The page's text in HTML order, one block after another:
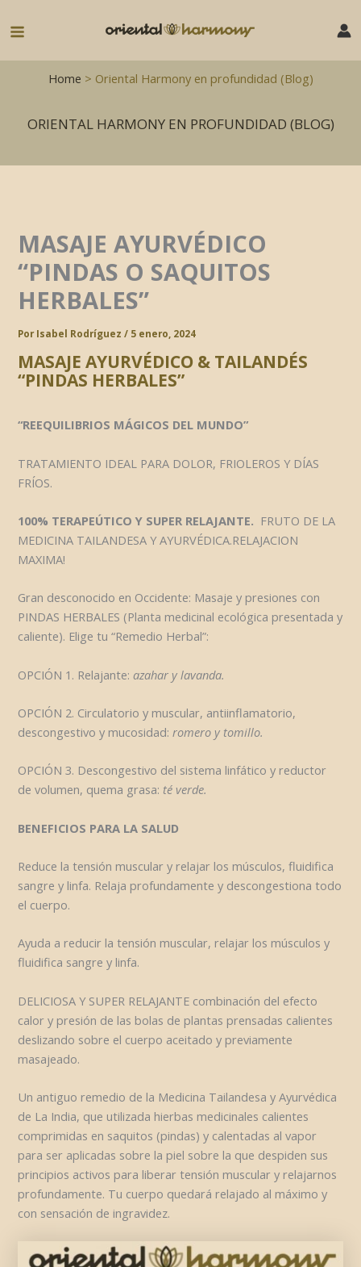
Main
MenuHome > Oriental Harmony en profundidad (Blog)
ORIENTAL HARMONY EN PROFUNDIDAD (BLOG)
MASAJE AYURVÉDICO
“PINDAS O SAQUITOS
HERBALES”
PorIsabel Rodríguez/ 5 enero, 2024
MASAJE AYURVÉDICO & TAILANDÉS
“PINDAS HERBALES”
“REEQUILIBRIOS MÁGICOS DEL MUNDO”
TRATAMIENTO IDEAL PARA DOLOR, FRIOLEROS Y DÍAS
FRÍOS.
100% TERAPEÚTICO Y SUPER RELAJANTE. FRUTO DE LA
MEDICINA TAILANDESA Y AYURVÉDICA.RELAJACION
MAXIMA!
Gran desconocido en Occidente: Masaje y presiones con
PINDAS HERBALES (Planta medicinal ecológica presentada y
caliente). Elige tu “Remedio Herbal”:
OPCIÓN 1. Relajante: azahar y lavanda.
OPCIÓN 2. Circulatorio y muscular, antiinflamatorio,
descongestivo y mucosidad: romero y tomillo.
OPCIÓN 3. Descongestivo del sistema linfático y reductor
de volumen, quema grasa: té verde.
BENEFICIOS PARA LA SALUD
Reduce la tensión muscular y relajar los músculos, fluidifica
sangre y linfa. Relaja profundamente y descongestiona todo
el cuerpo.
Ayuda a reducir la tensión muscular, relajar los músculos y
fluidifica sangre y linfa.
DELICIOSA Y SUPER RELAJANTE combinación del efecto
calor y presión de las bolas de plantas prensadas calientes
deslizando sobre el cuerpo aceitado y previamente
masajeado.
Un antiguo remedio de la Medicina Tailandesa y Ayurvédica
de La India, que utilizada hierbas medicinales calientes
comprimidas en saquitos (pindas) y calentadas al vapor
para ser aplicadas sobre la piel sobre la que despiden sus
principios activos para liberar tensión muscular y relajarnos
profundamente. Tu cuerpo quedará relajado al máximo y
con sensación de ingravidez.